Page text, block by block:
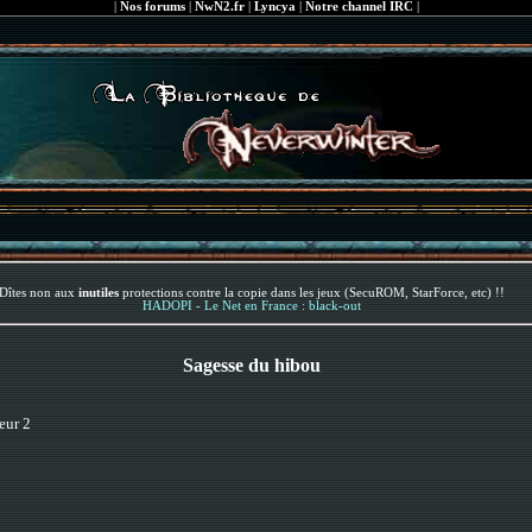
Nos forums| NwN2.fr| Lyncya Notre channel IRC|
Dîtes non aux inutiles protections contre la copie dans les jeux (SecuROM, StarForce, etc) !!
HADOPI - Le Net en France : black-out
Sagesse du hibou
2